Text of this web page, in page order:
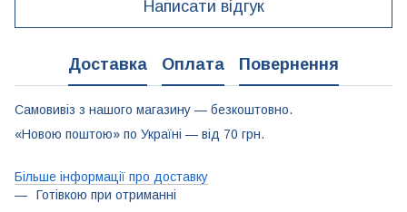
Написати відгук
Доставка Оплата Повернення
Самовивіз з нашого магазину — безкоштовно.
«Новою поштою» по Україні — від 70 грн.
Більше інформації про доставку
Готівкою при отриманні